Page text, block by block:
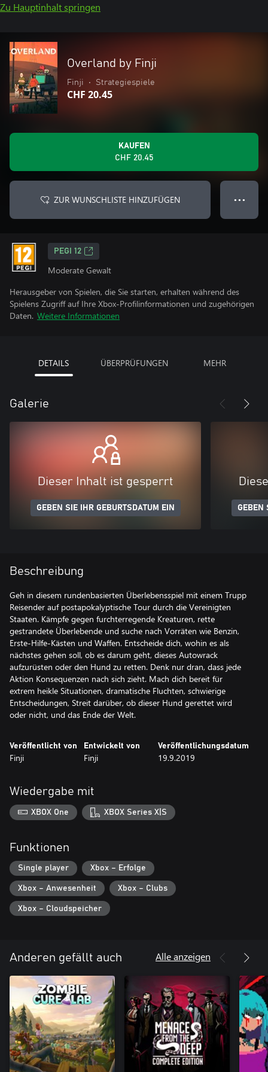
Zu Hauptinhalt springen
Overland by Finji
Finji • Strategiespiele
CHF 20.45
KAUFEN
CHF 20.45
ZUR WUNSCHLISTE HINZUFÜGEN ● ● ●
PEGI 12
Moderate Gewalt
Herausgeber von Spielen, die Sie starten, erhalten während des
Spielens Zugriff auf Ihre Xbox-Profilinformationen und zugehörigen
Daten. Weitere Informationen
DETAILS ÜBERPRÜFUNGEN MEHR
Galerie
Dieser Inhalt ist gesperrt
GEBEN SIE IHR GEBURTSDATUM EIN GEBEN
Beschreibung
Geh in diesem rundenbasierten Überlebensspiel mit einem Trupp
Reisender auf postapokalyptische Tour durch die Vereinigten
Staaten. Kämpfe gegen furchterregende Kreaturen, rette
gestrandete Überlebende und suche nach Vorräten wie Benzin,
Erste-Hilfe-Kästen und Waffen. Entscheide dich, wohin es als
nächstes gehen soll, ob es darum geht, dieses Autowrack
aufzurüsten oder den Hund zu retten. Denk nur dran, dass jede
Aktion Konsequenzen nach sich zieht. Mach dich bereit für
extrem heikle Situationen, dramatische Fluchten, schwierige
Entscheidungen, Streit darüber, ob dieser Hund gerettet wird
oder nicht, und das Ende der Welt.
Veröffentlicht von
Finji
Entwickelt von
Finji
Veröffentlichungsdatum
19.9.2019
Wiedergabe mit
XBOX One XBOX Series X|S
Funktionen
Single player Xbox – Erfolge
Xbox – Anwesenheit Xbox – Clubs
Xbox – Cloudspeicher
Anderen gefällt auch Alle anzeigen